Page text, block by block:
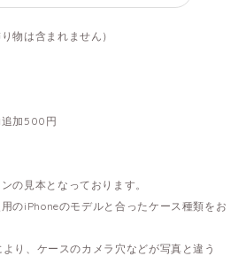
物は含まれません）
追加500円
の見本となっております。
のiPhoneのモデルと合ったケース種類をお
り、ケースのカメラ穴などが写真と違う